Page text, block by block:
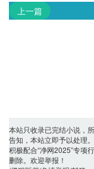
上一篇
本站只收录已完结小说，
告知，本站立即予以处理。
积极配合“净网2025”专项
删除。欢迎举报！